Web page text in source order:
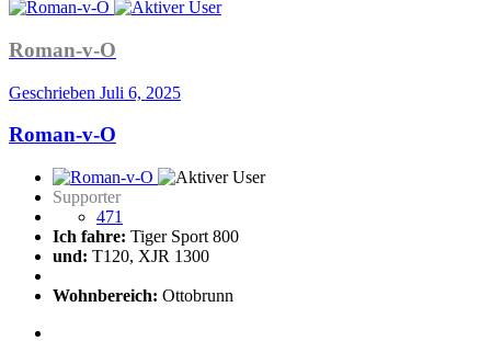
Roman-v-O
Geschrieben Juli 6, 2025
Roman-v-O
Supporter
471
Ich fahre: Tiger Sport 800
und: T120, XJR 1300
Wohnbereich: Ottobrunn